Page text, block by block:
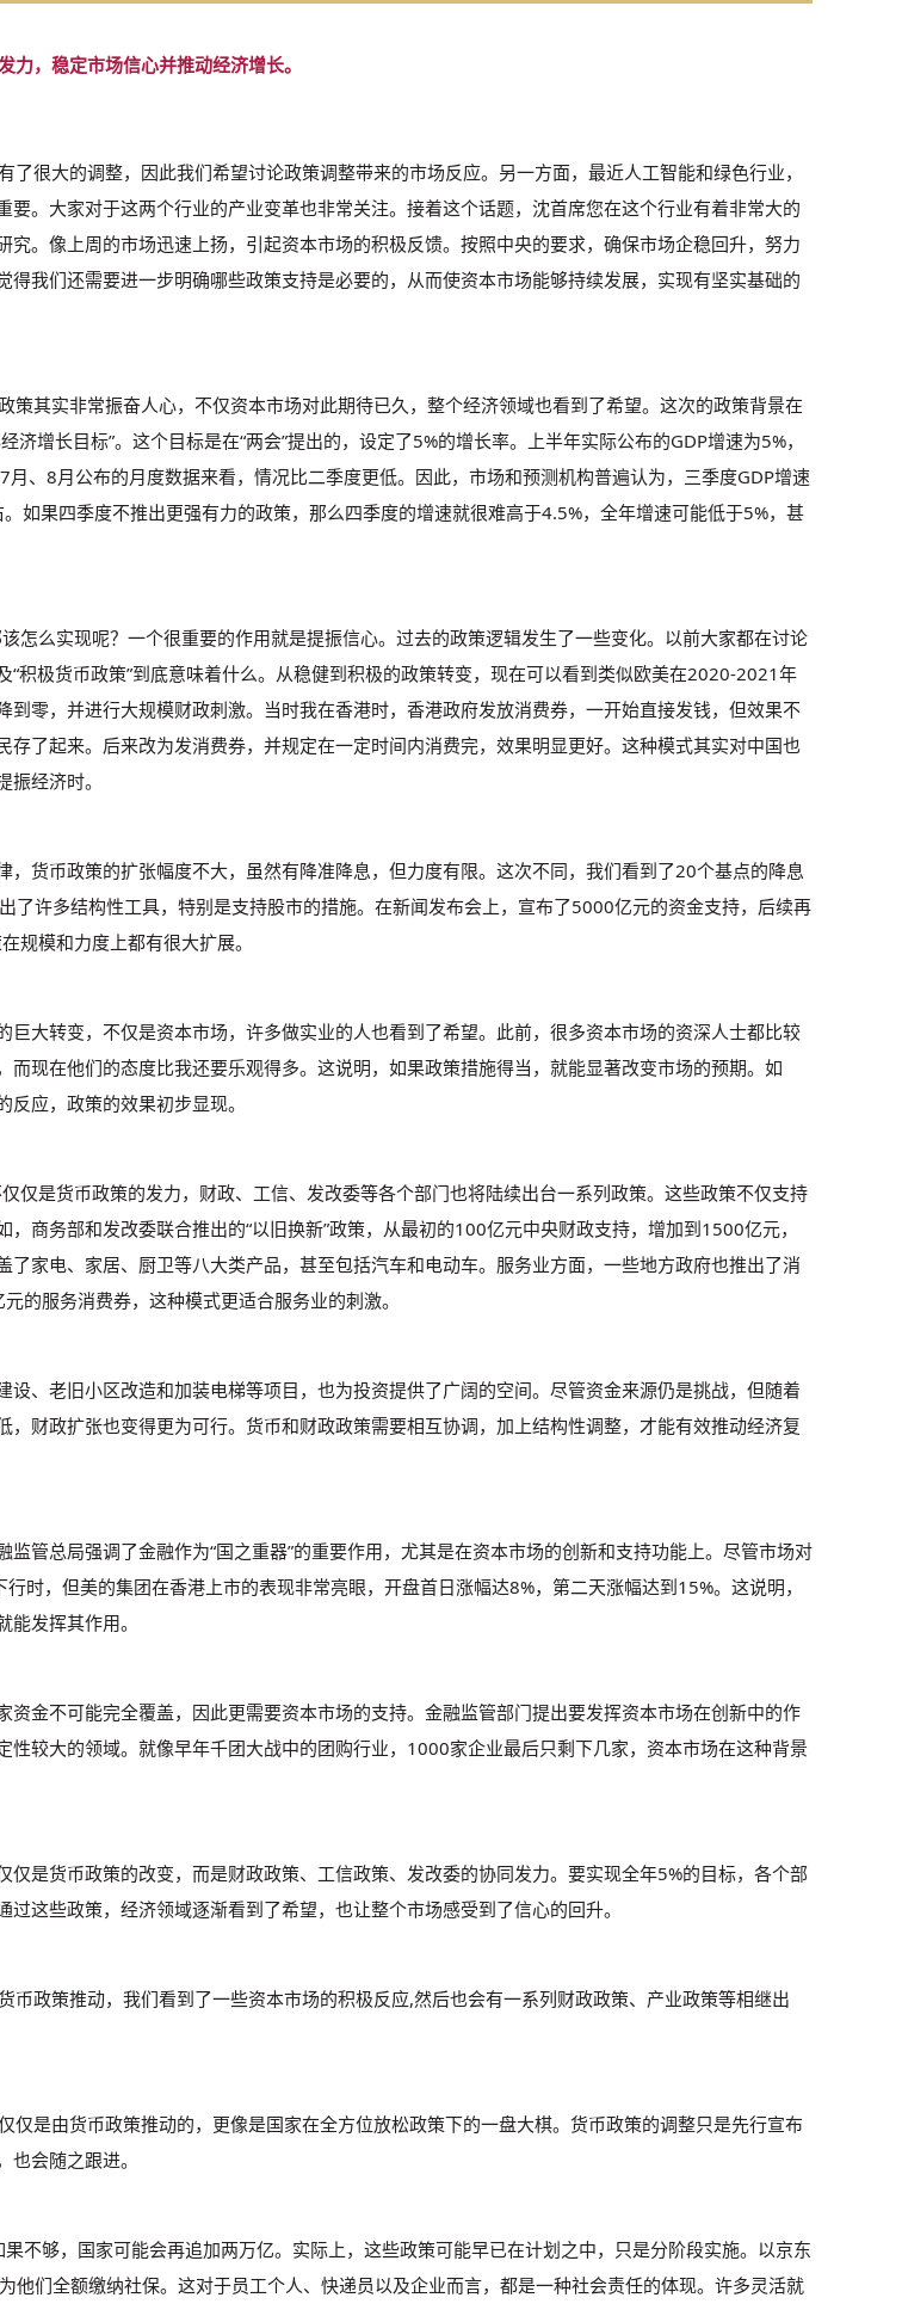
力，稳定市场信心并推动经济增长。
了很大的调整，因此我们希望讨论政策调整带来的市场反应。另一方面，最近人工智能和绿色行业，
要。大家对于这两个行业的产业变革也非常关注。接着这个话题，沈首席您在这个行业有着非常大的
究。像上周的市场迅速上扬，引起资本市场的积极反馈。按照中央的要求，确保市场企稳回升，努力
得我们还需要进一步明确哪些政策支持是必要的，从而使资本市场能够持续发展，实现有坚实基础的
策其实非常振奋人心，不仅资本市场对此期待已久，整个经济领域也看到了希望。这次的政策背景在
济增长目标”。这个目标是在“两会”提出的，设定了5%的增长率。上半年实际公布的GDP增速为5%，
月、8月公布的月度数据来看，情况比二季度更低。因此，市场和预测机构普遍认为，三季度GDP增速
如果四季度不推出更强有力的政策，那么四季度的增速就很难高于4.5%，全年增速可能低于5%，甚
怎么实现呢？一个很重要的作用就是提振信心。过去的政策逻辑发生了一些变化。以前大家都在讨论
“积极货币政策”到底意味着什么。从稳健到积极的政策转变，现在可以看到类似欧美在2020-2021年
到零，并进行大规模财政刺激。当时我在香港时，香港政府发放消费券，一开始直接发钱，但效果不
存了起来。后来改为发消费券，并规定在一定时间内消费完，效果明显更好。这种模式其实对中国也
经济时。
，货币政策的扩张幅度不大，虽然有降准降息，但力度有限。这次不同，我们看到了20个基点的降息
了许多结构性工具，特别是支持股市的措施。在新闻发布会上，宣布了5000亿元的资金支持，后续再
规模和力度上都有很大扩展。
巨大转变，不仅是资本市场，许多做实业的人也看到了希望。此前，很多资本市场的资深人士都比较
而现在他们的态度比我还要乐观得多。这说明，如果政策措施得当，就能显著改变市场的预期。如
应，政策的效果初步显现。
仅是货币政策的发力，财政、工信、发改委等各个部门也将陆续出台一系列政策。这些政策不仅支持
，商务部和发改委联合推出的“以旧换新”政策，从最初的100亿元中央财政支持，增加到1500亿元，
了家电、家居、厨卫等八大类产品，甚至包括汽车和电动车。服务业方面，一些地方政府也推出了消
的服务消费券，这种模式更适合服务业的刺激。
设、老旧小区改造和加装电梯等项目，也为投资提供了广阔的空间。尽管资金来源仍是挑战，但随着
，财政扩张也变得更为可行。货币和财政政策需要相互协调，加上结构性调整，才能有效推动经济复
监管总局强调了金融作为“国之重器”的重要作用，尤其是在资本市场的创新和支持功能上。尽管市场对
时，但美的集团在香港上市的表现非常亮眼，开盘首日涨幅达8%，第二天涨幅达到15%。这说明，
能发挥其作用。
资金不可能完全覆盖，因此更需要资本市场的支持。金融监管部门提出要发挥资本市场在创新中的作
性较大的领域。就像早年千团大战中的团购行业，1000家企业最后只剩下几家，资本市场在这种背景
仅是货币政策的改变，而是财政政策、工信政策、发改委的协同发力。要实现全年5%的目标，各个部
过这些政策，经济领域逐渐看到了希望，也让整个市场感受到了信心的回升。
币政策推动，我们看到了一些资本市场的积极反应,然后也会有一系列财政政策、产业政策等相继出
仅是由货币政策推动的，更像是国家在全方位放松政策下的一盘大棋。货币政策的调整只是先行宣布
会随之跟进。
不够，国家可能会再追加两万亿。实际上，这些政策可能早已在计划之中，只是分阶段实施。以京东
他们全额缴纳社保。这对于员工个人、快递员以及企业而言，都是一种社会责任的体现。许多灵活就